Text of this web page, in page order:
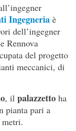
Ingegneria è
dell’ingegner
Rennova
del progetto
meccanici, di
, ilpalazzetto ha
pianta pari a